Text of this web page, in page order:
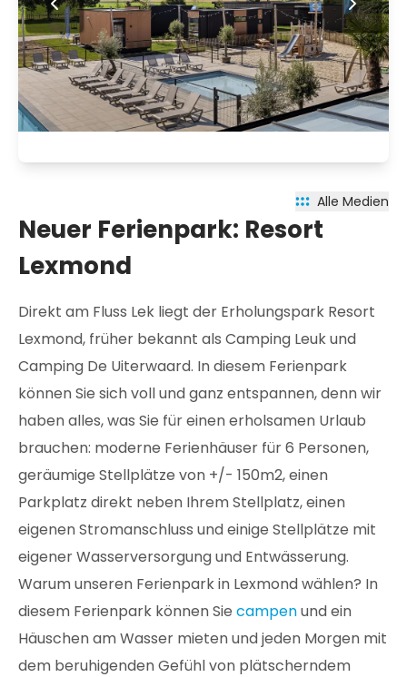
Alle Medien
Neuer Ferienpark: Resort
Lexmond
Direkt am Fluss Lek liegt der Erholungspark Resort
Lexmond, früher bekannt als Camping Leuk und
Camping De Uiterwaard. In diesem Ferienpark
können Sie sich voll und ganz entspannen, denn wir
haben alles, was Sie für einen erholsamen Urlaub
brauchen: moderne Ferienhäuser für 6 Personen,
geräumige Stellplätze von +/- 150m2, einen
Parkplatz direkt neben Ihrem Stellplatz, einen
eigenen Stromanschluss und einige Stellplätze mit
eigener Wasserversorgung und Entwässerung.
Warum unseren Ferienpark in Lexmond wählen? In
diesem Ferienpark können Sie campenund ein
Häuschen am Wasser mieten und jeden Morgen mit
dem beruhigenden Gefühl von plätscherndem